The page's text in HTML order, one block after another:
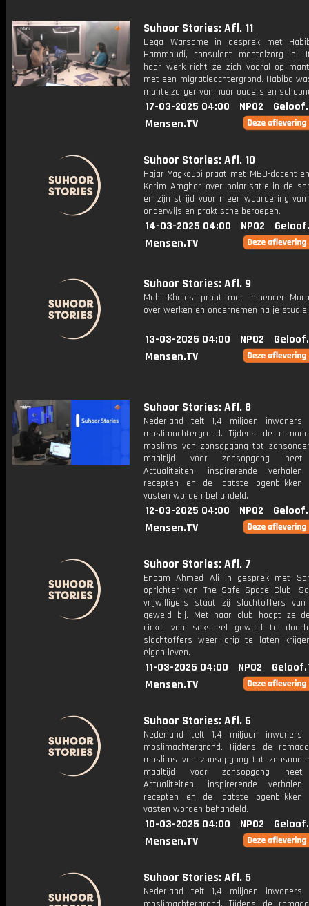
Suhoor Stories: Afl. 11
Deqa Warsame in gesprek met
Hammoudi, consulent mantelzorg in
haar werk richt ze zich vooral op
met een migratieachtergrond. Habiba
mantelzorger van haar ouders en
17-03-2025 04:00 NPO2
Mensen.TV
Suhoor Stories: Afl. 10
Hajar Yagkoubi praat met MBO-docent
Karim Amghar over polarisatie in de
en zijn strijd voor meer waardering
onderwijs en praktische beroepen.
14-03-2025 04:00 NPO2
Mensen.TV
Suhoor Stories: Afl. 9
Mahi Khalesi praat met inluencer
over werken en ondernemen na je studie.
13-03-2025 04:00 NPO2
Mensen.TV
Suhoor Stories: Afl. 8
Nederland telt 1,4 miljoen
moslimachtergrond. Tijdens de
moslims van zonsopgang tot
maaltijd voor zonsopgang heet
Actualiteiten, inspirerende
recepten en de laatste
vasten worden behandeld.
12-03-2025 04:00 NPO2
Mensen.TV
Suhoor Stories: Afl. 7
Enaam Ahmed Ali in gesprek met
oprichter van The Safe Space Club.
vrijwilligers staat zij slachtoffers van
geweld bij. Met haar club hoopt ze
cirkel van seksueel geweld te
slachtoffers weer grip te laten
eigen leven.
11-03-2025 04:00 NPO2
Mensen.TV
Suhoor Stories: Afl. 6
Nederland telt 1,4 miljoen
moslimachtergrond. Tijdens de
moslims van zonsopgang tot
maaltijd voor zonsopgang heet
Actualiteiten, inspirerende
recepten en de laatste
vasten worden behandeld.
10-03-2025 04:00 NPO2
Mensen.TV
Suhoor Stories: Afl. 5
Nederland telt 1,4 miljoen